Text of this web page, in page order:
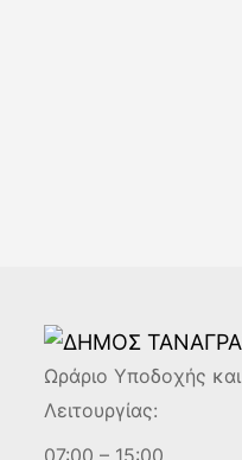
Ωράριο Υποδοχής και
Λειτουργίας: